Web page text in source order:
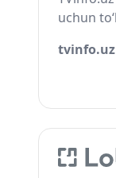
uchun
tvinfo.uz